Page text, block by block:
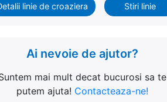
linie de croaziera Stiri linie
Ai nevoie de ajutor?
mai mult decat bucurosi sa te
putem ajuta! Contacteaza-ne!